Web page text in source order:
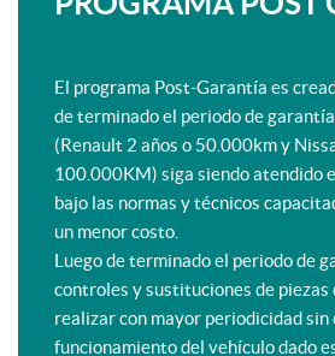
El programa Post-Garantía es
de terminado el periodo de
(Renault 2 años o 50.000km y
100.000KM) siga siendo atendido
bajo las normas y técnicos
un menor costo.
Luego de terminado el periodo de
controles y sustituciones de piezas
realizar con mayor periodicidad sin
funcionamiento del vehículo dado